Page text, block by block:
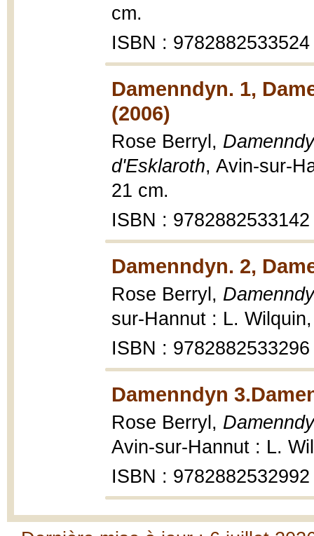
cm.
ISBN : 9782882533524
Damenndyn. 1,
(2006)
Rose Berryl,
d'Esklaroth, Avin-sur-
21 cm.
ISBN : 9782882533142
Damenndyn. 2,
Rose Berryl,
sur-Hannut : L.
ISBN : 9782882533296
Damenndyn
Rose Berryl,
Avin-sur-Hannut : L.
ISBN : 9782882532992